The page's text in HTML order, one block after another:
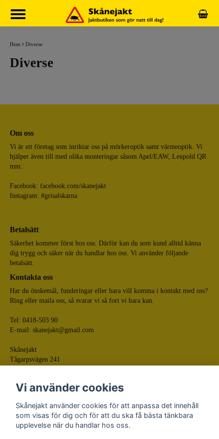
Hem Diverse
Diverse
Om oss
Vi är ett företag som inriktar oss på mörkeroptik samt värmeoptik. Vi
hjälper även till med olika monteringar såsom Apel/EAW, Leupold QR
mm.
Facebook: facebook.com/skanejakt
Instagram: #grisalskarna
Betalsätt
Säkerhet kommer först hos oss. Därför kan du som kund alltid känna
dig trygg och säker när du handlar hos oss. Vi använder följande
betalsätt.
Kontakta oss
Har du önskemål, funderingar eller bara vill komma i kontakt med oss?
Ring eller maila oss, så svarar vi så fort vi bara kan.
Tel: 0418-503 90
E-mail: skanejakt@gmail.com
Skånejakt
Tågarpsvägen 241
Vi använder cookies
Skånejakt använder cookies för att anpassa det innehåll
som visas för dig och för att du ska få bästa tänkbara
upplevelse när du handlar hos oss.